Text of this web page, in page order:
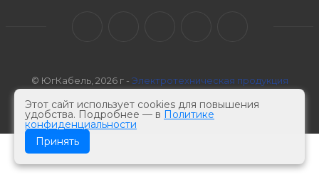
© ЮгКабель, 2026 г - Электротехническая продукция
Этот сайт использует cookies для повышения
удобства. Подробнее — в Политике
конфиденциальности
Принять